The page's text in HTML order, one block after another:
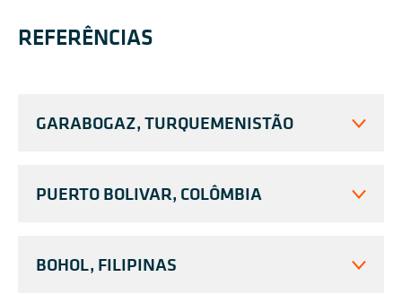
REFERÊNCIAS
GARABOGAZ, TURQUEMENISTÃO
PUERTO BOLIVAR, COLÔMBIA
BOHOL, FILIPINAS